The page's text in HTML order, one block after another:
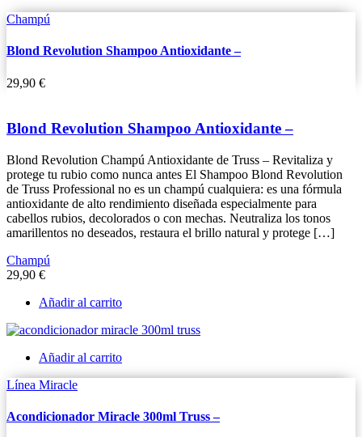
Champú
Blond Revolution Shampoo Antioxidante –
29,90 €
Blond Revolution Shampoo Antioxidante –
Blond Revolution Champú Antioxidante de Truss – Revitaliza y
protege tu rubio como nunca antes El Shampoo Blond Revolution
de Truss Professional no es un champú cualquiera: es una fórmula
antioxidante de alto rendimiento diseñada especialmente para
cabellos rubios, decolorados o con mechas. Neutraliza los tonos
amarillentos no deseados, restaura el brillo natural y protege […]
Champú
29,90 €
Añadir al carrito
Añadir al carrito
Línea Miracle
Acondicionador Miracle 300ml Truss –